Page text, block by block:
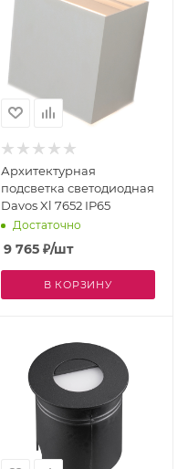
Архитектурная
подсветка светодиодная
Davos Xl 7652 IP65
Достаточно
9 765₽/шт
В КОРЗИНУ